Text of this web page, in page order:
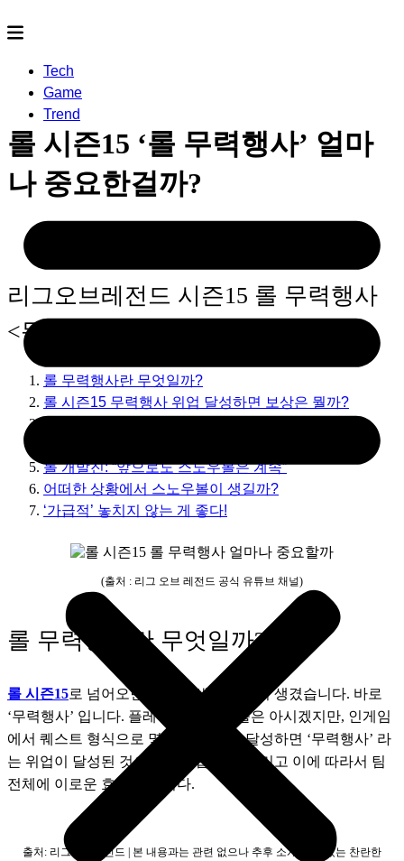
Tech
Game
Trend
롤 시즌15 ‘롤 무력행사’ 얼마
나 중요한걸까?
리그오브레전드 시즌15 롤 무력행사
<목차>
롤 무력행사란 무엇일까?
롤 시즌15 무력행사 위업 달성하면 보상은 뭘까?
롤 개발진: “앞으로도 스노우볼은 계속”
어떠한 상황에서 스노우볼이 생길까?
‘가급적’ 놓치지 않는 게 좋다!
(출처 : 리그 오브 레전드 공식 유튜브 채널)
롤 무력행사란 무엇일까?
롤 시즌15로 넘어오면서 롤에 새로운 것이 생겼습니다. 바로
‘무력행사’ 입니다. 플레이 해보신 분들은 아시겠지만, 인게임
에서 퀘스트 형식으로 몇 가지 조건을 달성하면 ‘무력행사’ 라
는 위업이 달성된 것으로 간주됩니다. 그리고 이에 따라서 팀
전체에 이로운 효과를 줍니다.
출처: 리그오브레전드 | 본 내용과는 관련 없으나 추후 소개할 수 있는 찬란한